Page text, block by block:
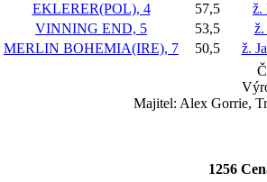
EKLERER(POL), 4 57,5
ž.
VINNING END, 5 53,5
ž.
MERLIN BOHEMIA(IRE), 7 50,5
ž.
Majitel: Alex Gorrie,
1256